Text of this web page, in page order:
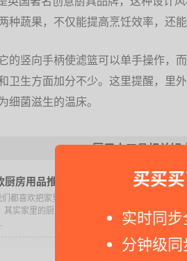
买买
实时同
分钟级
种蔬果，不仅能提高烹饪效率，还
的竖向手柄使滤篮可以单手操作，
卫生方面加分不少。这里提醒，里
细菌滋生的温床。
厨用小工具相关好
厨房用品推荐，打造小清新厨房
都喜欢把家里收拾得干干净净漂漂亮亮的，但
其实家里的厨房是我们放置柴米油盐酱醋茶的地